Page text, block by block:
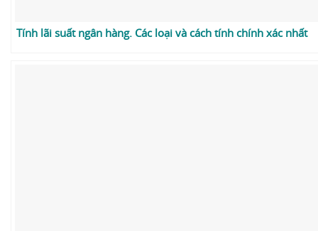
Tính lãi suất ngân hàng. Các loại và cách tính chính xác nhất